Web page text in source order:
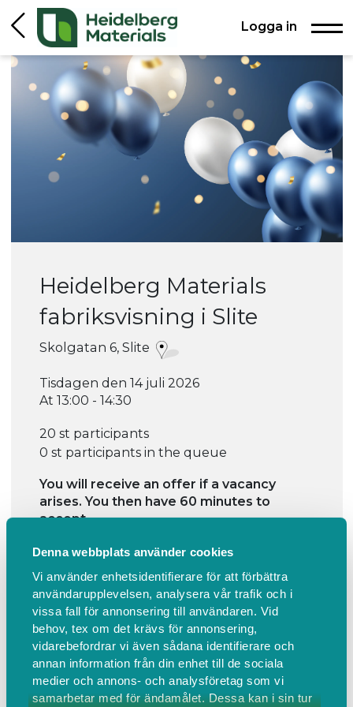
Denna webbplats använder cookies
Vi använder enhetsidentifierare för att förbättra
användarupplevelsen, analysera vår trafik och i
vissa fall för annonsering till användaren. Vid
behov, tex om det krävs för annonsering,
vidarebefordrar vi även sådana identifierare och
annan information från din enhet till de sociala
medier och annons- och analysföretag som vi
samarbetar med för ändamålet. Dessa kan i sin tur
Logga in
Heidelberg Materials
fabriksvisning i Slite
Skolgatan 6, Slite
Tisdagen den 14 juli 2026
At 13:00 - 14:30
20 st participants
0 st participants in the queue
You will receive an offer if a vacancy
arises. You then have 60 minutes to
accept.
Fully booked
Information Find us